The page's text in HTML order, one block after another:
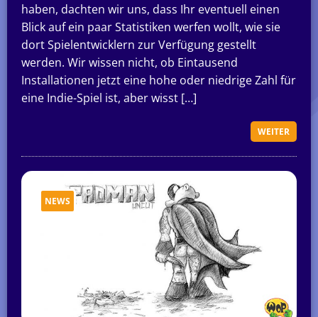
haben, dachten wir uns, dass Ihr eventuell einen
Blick auf ein paar Statistiken werfen wollt, wie sie
dort Spielentwicklern zur Verfügung gestellt
werden. Wir wissen nicht, ob Eintausend
Installationen jetzt eine hohe oder niedrige Zahl für
eine Indie-Spiel ist, aber wisst […]
WEITER
NEWS